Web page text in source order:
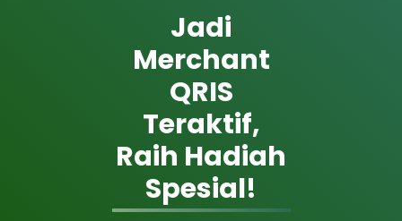
Jadi
Merchant
QRIS
Teraktif,
Raih Hadiah
Spesial!